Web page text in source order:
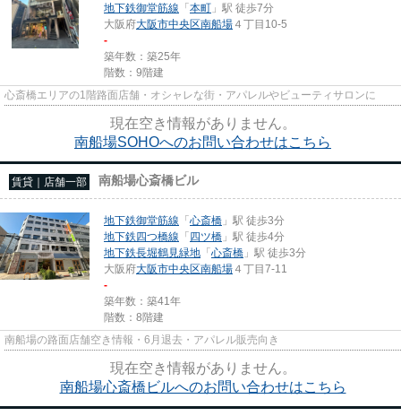
地下鉄御堂筋線 「本町 」駅 徒歩7分
大阪府大阪市中央区南船場 ４丁目10-5
-
築年数：築25年
階数：9階建
心斎橋エリアの1階路面店舗・オシャレな街・アパレルやビューティサロンに
現在空き情報がありません。
南船場SOHOへのお問い合わせはこちら
賃貸｜店舗一部 南船場心斎橋ビル
地下鉄御堂筋線 「心斎橋 」駅 徒歩3分
地下鉄四つ橋線 「四ツ橋 」駅 徒歩4分
地下鉄長堀鶴見緑地 「心斎橋 」駅 徒歩3分
大阪府大阪市中央区南船場 ４丁目7-11
-
築年数：築41年
階数：8階建
南船場の路面店舗空き情報・6月退去・アパレル販売向き
現在空き情報がありません。
南船場心斎橋ビルへのお問い合わせはこちら